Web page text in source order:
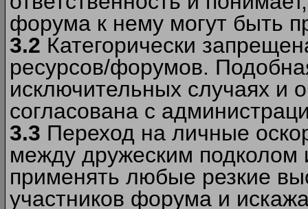
форума к нему могут быть
3.2 Категорически
ресурсов/форумов.
исключительных случаях и
согласована с
3.3 Переход на личные
между дружеским
применять любые резкие
участников форума и